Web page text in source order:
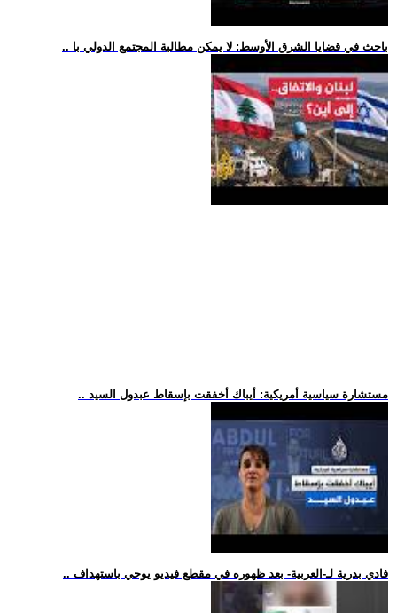
.. باحث في قضايا الشرق الأوسط: لا يمكن مطالبة المجتمع الدولي با
.. مستشارة سياسية أمريكية: أيباك أخفقت بإسقاط عبدول السيد
.. فادي بدرية لـ-العربية- بعد ظهوره في مقطع فيديو يوحي باستهداف